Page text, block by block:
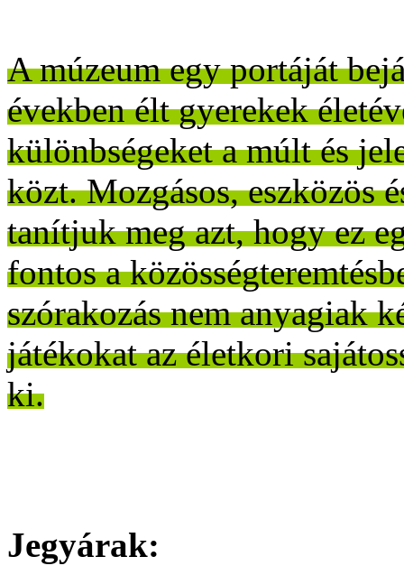
A múzeum egy portáját
években élt gyerekek
különbségeket a múlt és
közt. Mozgásos, eszközös
tanítjuk meg azt, hogy ez
fontos a
szórakozás nem anyagiak
játékokat az életkori
ki.
Jegyárak: